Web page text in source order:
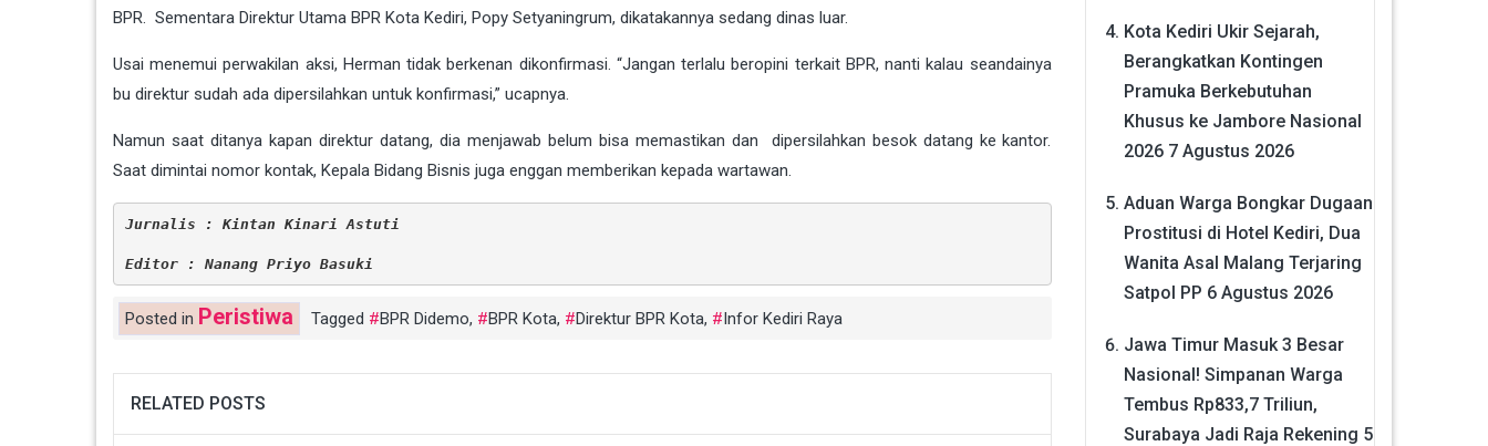
BPR. Sementara Direktur Utama BPR Kota Kediri, Popy Setyaningrum, dikatakannya sedang dinas luar.
Usai menemui perwakilan aksi, Herman tidak berkenan dikonfirmasi. “Jangan terlalu beropini terkait BPR, nanti kalau seandainya
bu direktur sudah ada dipersilahkan untuk konfirmasi,” ucapnya.
Namun saat ditanya kapan direktur datang, dia menjawab belum bisa memastikan dan dipersilahkan besok datang ke kantor.
Saat dimintai nomor kontak, Kepala Bidang Bisnis juga enggan memberikan kepada wartawan.
Jurnalis : Kintan Kinari Astuti
Editor : Nanang Priyo Basuki
Posted in Peristiwa Tagged BPR Didemo, BPR Kota, Direktur BPR Kota, Infor Kediri Raya
RELATED POSTS
Kota Kediri Ukir Sejarah,
Berangkatkan Kontingen
Pramuka Berkebutuhan
Khusus ke Jambore Nasional
2026 7 Agustus 2026
Aduan Warga Bongkar Dugaan
Prostitusi di Hotel Kediri, Dua
Wanita Asal Malang Terjaring
Satpol PP 6 Agustus 2026
Jawa Timur Masuk 3 Besar
Nasional! Simpanan Warga
Tembus Rp833,7 Triliun,
Surabaya Jadi Raja Rekening 5